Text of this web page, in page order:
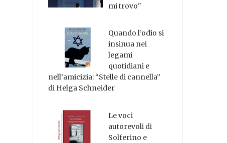
mi trovo"
Quando l’odio si
insinua nei
legami
quotidiani e
nell’amicizia: “Stelle di cannella”
di Helga Schneider
Le voci
autorevoli di
Solferino e